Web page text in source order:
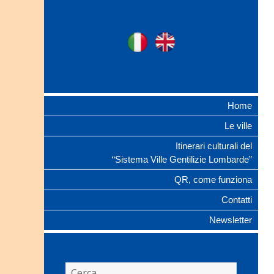
Ville Gentilizie
Ita
Home
Le ville
Itinerari culturali del
“Sistema Ville Gentilizie Lombarde”
QR, come funziona
Contatti
Newsletter
Ricerca